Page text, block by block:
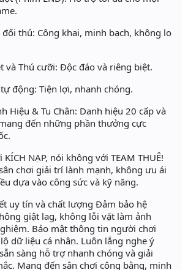
đối thủ: Công khai, minh bạch, không lo
và Thú cưỡi: Độc đáo và riêng biệt.
động: Tiện lợi, nhanh chóng.
Hiệu & Tu Chân: Danh hiệu 20 cấp và
đến những phần thưởng cực
NẠP, nói không với TEAM THUÊ!
chơi giải trí lành mạnh, không ưu ái
dựa vào công sức và kỹ năng.
uy tín và chất lượng Đảm bảo hệ
giật lag, không lỗi vặt làm ảnh
Bảo mật thông tin người chơi
dữ liệu cá nhân. Luôn lắng nghe ý
sàng hỗ trợ nhanh chóng và giải
Mang đến sân chơi công bằng, minh